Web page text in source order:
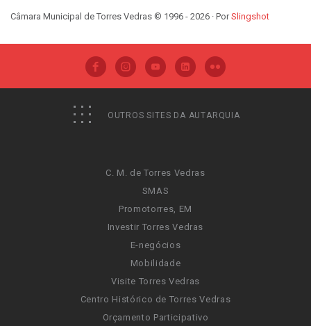
Câmara Municipal de Torres Vedras © 1996 - 2026 · PorSlingshot
OUTROS SITES DA AUTARQUIA
C. M. de Torres Vedras
SMAS
Promotorres, EM
Investir Torres Vedras
E-negócios
Mobilidade
Visite Torres Vedras
Centro Histórico de Torres Vedras
Orçamento Participativo